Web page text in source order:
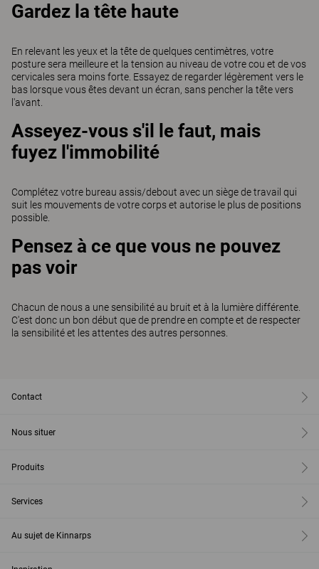
Gardez la tête haute
En relevant les yeux et la tête de quelques centimètres, votre
posture sera meilleure et la tension au niveau de votre cou et de vos
cervicales sera moins forte. Essayez de regarder légèrement vers le
bas lorsque vous êtes devant un écran, sans pencher la tête vers
l'avant.
Asseyez-vous s'il le faut, mais
fuyez l'immobilité
Complétez votre bureau assis/debout avec un siège de travail qui
suit les mouvements de votre corps et autorise le plus de positions
possible.
Pensez à ce que vous ne pouvez
pas voir
Chacun de nous a une sensibilité au bruit et à la lumière différente.
C'est donc un bon début que de prendre en compte et de respecter
la sensibilité et les attentes des autres personnes.
Contact
Nous situer
Produits
Services
Au sujet de Kinnarps